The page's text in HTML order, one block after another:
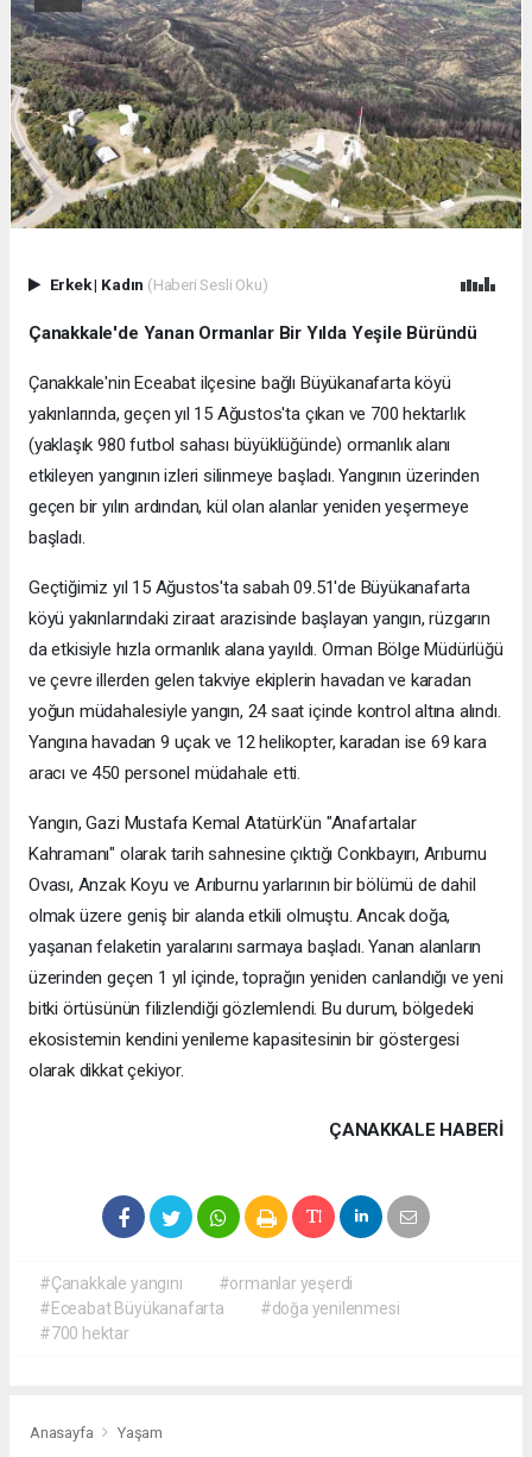
Erkek| Kadın (Haberi Sesli Oku)
Çanakkale'de Yanan Ormanlar Bir Yılda Yeşile Büründü
Çanakkale'nin Eceabat ilçesine bağlı Büyükanafarta köyü
yakınlarında, geçen yıl 15 Ağustos'ta çıkan ve 700 hektarlık
(yaklaşık 980 futbol sahası büyüklüğünde) ormanlık alanı
etkileyen yangının izleri silinmeye başladı. Yangının üzerinden
geçen bir yılın ardından, kül olan alanlar yeniden yeşermeye
başladı.
Geçtiğimiz yıl 15 Ağustos'ta sabah 09.51'de Büyükanafarta
köyü yakınlarındaki ziraat arazisinde başlayan yangın, rüzgarın
da etkisiyle hızla ormanlık alana yayıldı. Orman Bölge Müdürlüğü
ve çevre illerden gelen takviye ekiplerin havadan ve karadan
yoğun müdahalesiyle yangın, 24 saat içinde kontrol altına alındı.
Yangına havadan 9 uçak ve 12 helikopter, karadan ise 69 kara
aracı ve 450 personel müdahale etti.
Yangın, Gazi Mustafa Kemal Atatürk'ün "Anafartalar
Kahramanı" olarak tarih sahnesine çıktığı Conkbayırı, Arıburnu
Ovası, Anzak Koyu ve Arıburnu yarlarının bir bölümü de dahil
olmak üzere geniş bir alanda etkili olmuştu. Ancak doğa,
yaşanan felaketin yaralarını sarmaya başladı. Yanan alanların
üzerinden geçen 1 yıl içinde, toprağın yeniden canlandığı ve yeni
bitki örtüsünün filizlendiği gözlemlendi. Bu durum, bölgedeki
ekosistemin kendini yenileme kapasitesinin bir göstergesi
olarak dikkat çekiyor.
ÇANAKKALE HABERİ
#Çanakkale yangını
#ormanlar yeşerdi
#Eceabat Büyükanafarta
#doğa yenilenmesi
#700 hektar
Anasayfa Yaşam